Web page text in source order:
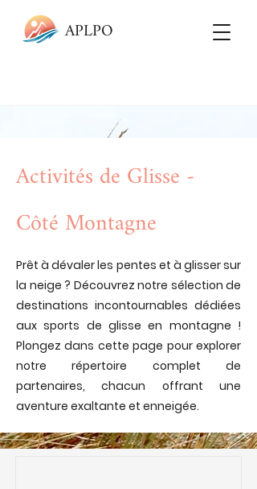
APLPO
Activités de Glisse -
Côté Montagne
Prêt à dévaler les pentes et à glisser sur
la neige ? Découvrez notre sélection de
destinations incontournables dédiées
aux sports de glisse en montagne !
Plongez dans cette page pour explorer
notre répertoire complet de
partenaires, chacun offrant une
aventure exaltante et enneigée.